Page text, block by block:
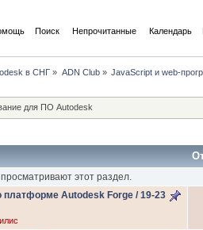
Поиск Непрочитанные Календарь
в СНГ » ADN Club» JavaScript и web-
для ПО Autodesk
этот раздел.
платформе Autodesk Forge / 19-23